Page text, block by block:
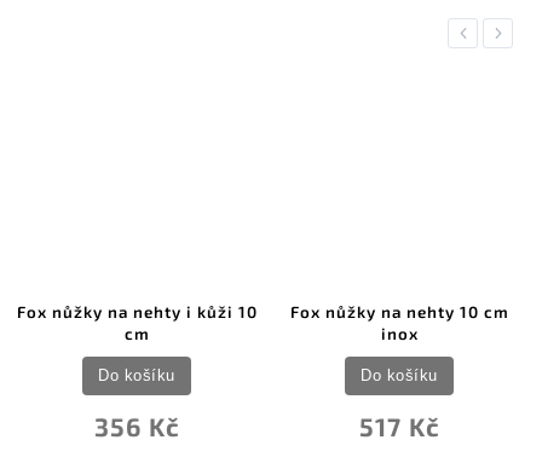
Previous
Fox nůžky na nehty i kůži 10
cm
356 Kč
Do košíku
Fox nůžky na nehty 10 cm
inox
517 Kč
Do košíku
Next